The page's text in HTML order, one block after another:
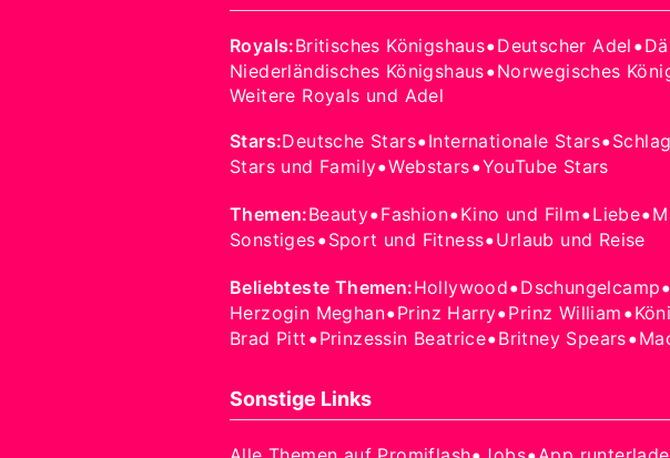
Royals:Britisches Königshaus•Deutscher Adel •
Niederländisches Königshaus•Norwegisches
Weitere Royals und Adel
Stars:Deutsche Stars•Internationale Stars•
Stars und Family•Webstars•YouTube Stars
Themen:Beauty•Fashion•Kino und Film•Liebe•
Sonstiges•Sport und Fitness•Urlaub und Reise
Beliebteste Themen:Hollywood•Dschungelcamp•
Herzogin Meghan•Prinz Harry•Prinz William •
Brad Pitt •Prinzessin Beatrice•Britney Spears•
Sonstige Links